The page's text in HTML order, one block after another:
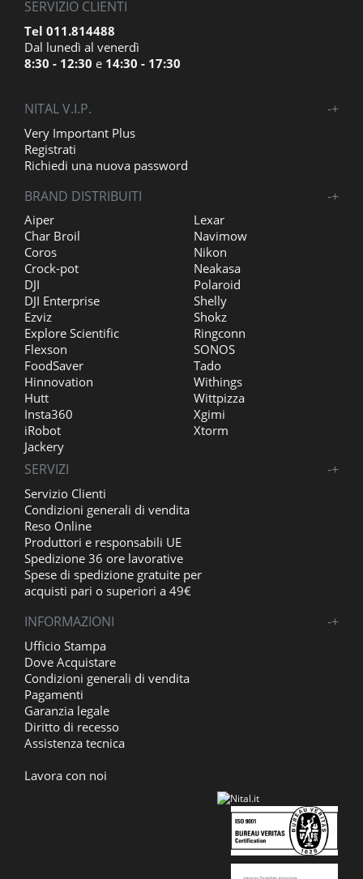
SERVIZIO CLIENTI
Tel 011.814488
Dal lunedì al venerdì
8:30 - 12:30 e 14:30 - 17:30
NITAL V.I.P. +
-
Very Important Plus
Registrati
Richiedi una nuova password
BRAND DISTRIBUITI +
-
Aiper
Char Broil
Coros
Crock-pot
DJI
DJI Enterprise
Ezviz
Explore Scientific
Flexson
FoodSaver
Hinnovation
Hutt
Insta360
iRobot
Jackery
Lexar
Navimow
Nikon
Neakasa
Polaroid
Shelly
Shokz
Ringconn
SONOS
Tado
Withings
Wittpizza
Xgimi
Xtorm
SERVIZI +
-
Servizio Clienti
Condizioni generali di vendita
Reso Online
Produttori e responsabili UE
Spedizione 36 ore lavorative
Spese di spedizione gratuite per
acquisti pari o superiori a 49€
INFORMAZIONI +
-
Ufficio Stampa
Dove Acquistare
Condizioni generali di vendita
Pagamenti
Garanzia legale
Diritto di recesso
Assistenza tecnica
Lavora con noi